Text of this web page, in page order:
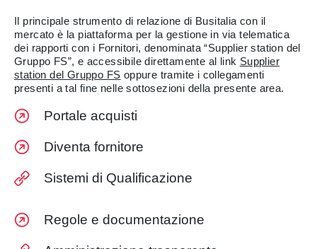
Il principale strumento di relazione di Busitalia con il
mercato è la piattaforma per la gestione in via telematica
dei rapporti con i Fornitori, denominata “Supplier station del
Gruppo FS”, e accessibile direttamente al link Supplier
station del Gruppo FS oppure tramite i collegamenti
presenti a tal fine nelle sottosezioni della presente area.
Portale acquisti
Diventa fornitore
Sistemi di Qualificazione
Regole e documentazione